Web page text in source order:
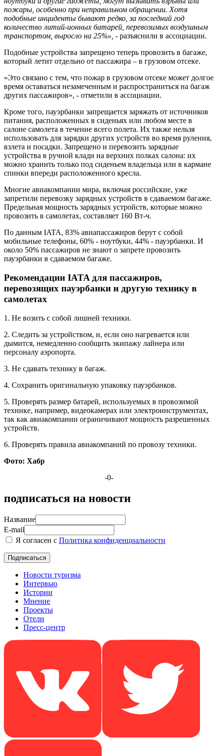
пожары, особенно при неправильном обращении. Хотя
подобные инциденты бывают редко, за последний год
количество литий-ионных батарей, перевозимых воздушным
транспортом, выросло на 25%», - разъяснили в ассоциации.
Подобные устройства запрещено теперь провозить в багаже,
который летит отдельно от пассажира – в грузовом отсеке.
«Это связано с тем, что пожар в грузовом отсеке может долгое
время оставаться незамеченным и распространиться на багаж
других пассажиров», - отметили в ассоциации.
Кроме того, пауэрбанки запрещается заряжать от источников
питания, расположенных в сиденьях или любом месте в
салоне самолета в течение всего полета. Их также нельзя
использовать для зарядки других устройств во время руления,
взлета и посадки. Запрещено и перевозить зарядные
устройства в ручной клади на верхних полках салона: их
можно хранить только под сиденьем владельца или в кармане
спинки впереди расположенного кресла.
Многие авиакомпании мира, включая российские, уже
запретили перевозку зарядных устройств в сдаваемом багаже.
Предельная мощность зарядных устройств, которые можно
провозить в самолетах, составляет 160 Вт-ч.
По данным IATA, 83% авиапассажиров берут с собой
мобильные телефоны, 60% - ноутбуки, 44% - пауэрбанки. И
около 50% пассажиров не знают о запрете провозить
пауэрбанки в сдаваемом багаже.
Рекомендации IATA для пассажиров,
перевозящих пауэрбанки и другую технику в
самолетах
1. Не возить с собой лишней техники.
2. Следить за устройством, и, если оно нагревается или
дымится, немедленно сообщить экипажу лайнера или
персоналу аэропорта.
3. Не сдавать технику в багаж.
4. Сохранить оригинальную упаковку пауэрбанков.
5. Проверять размер батарей, используемых в провозимой
технике, например, видеокамерах или электроинструментах,
так как авиакомпании ограничивают мощность разрешенных
устройств.
6. Проверять правила авиакомпаний по провозу техники.
Фото: Хабр
-0-
подписаться на новости
Название
E-mail
Я согласен с Политика конфиденциальности
Новости туризма
Интервью
Истории
Мнение
Проекты
Отели
Пресс-центр